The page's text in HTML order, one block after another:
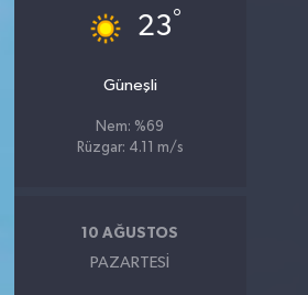
23°
Güneşli
Nem: %69
Rüzgar: 4.11 m/s
10 AĞUSTOS
PAZARTESI